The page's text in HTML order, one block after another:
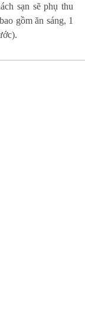
sạn sẽ phụ thu
gồm ăn sáng, 1